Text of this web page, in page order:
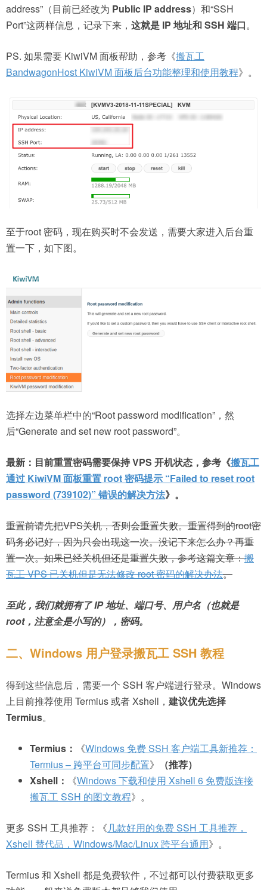
address”（目前已经改为 Public IP address）和“SSH
Port”这两样信息，记录下来， 这就是 IP 地址和 SSH 端口。
PS. 如果需要 KiwiVM 面板帮助，参考《搬瓦工
BandwagonHost KiwiVM 面板后台功能整理和使用教程》。
至于root 密码，现在购买时不会发送，需要大家进入后台重
置一下，如下图。
选择左边菜单栏中的“Root password modification”，然
后“Generate and set new root password”。
最新：目前重置密码需要保持 VPS 开机状态，参考《搬瓦工
通过 KiwiVM 面板重置 root 密码提示 “Failed to reset root
password (739102)” 错误的解决方法》。
重置前请先把VPS关机，否则会重置失败。重置得到的root密
码务必记好，因为只会出现这一次。没记下来怎么办？再重
置一次。如果已经关机但还是重置失败，参考这篇文章：搬
瓦工 VPS 已关机但是无法修改 root 密码的解决办法。
至此，我们就拥有了 IP 地址、端口号、用户名（也就是
root，注意全是小写的），密码。
二、Windows 用户登录搬瓦工 SSH 教程
得到这些信息后，需要一个 SSH 客户端进行登录。Windows
上目前推荐使用 Termius 或者 Xshell， 建议优先选择
Termius。
Termius： 《Windows 免费 SSH 客户端工具新推荐：
Termius – 跨平台可同步配置》
（推荐）
Xshell：
《Windows 下载和使用 Xshell 6 免费版连接
搬瓦工 SSH 的图文教程》。
更多 SSH 工具推荐：《几款好用的免费 SSH 工具推荐，
Xshell 替代品，Windows/Mac/Linux 跨平台通用》。
Termius 和 Xshell 都是免费软件，不过都可以付费获取更多